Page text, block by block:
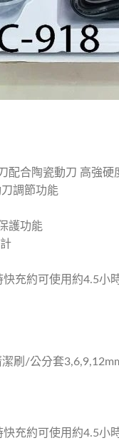
配合陶瓷動刀 高強硬
調節功能
護功能
充約可使用約4.5小
刷/公分套
充約可使用約4.5小